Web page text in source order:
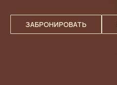
ЗАБРОНИРОВАТЬ